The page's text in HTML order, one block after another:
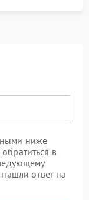
ниже
в
ответ на